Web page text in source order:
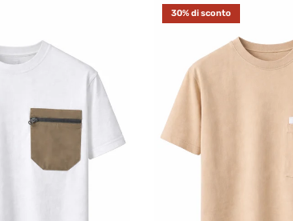
30% di sconto